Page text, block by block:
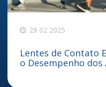
28 02 2025
Lentes de Contato
o Desempenho dos